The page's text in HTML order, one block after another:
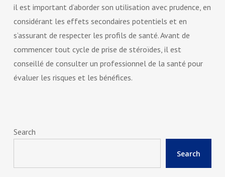
il est important d’aborder son utilisation avec prudence, en
considérant les effets secondaires potentiels et en
s’assurant de respecter les profils de santé. Avant de
commencer tout cycle de prise de stéroïdes, il est
conseillé de consulter un professionnel de la santé pour
évaluer les risques et les bénéfices.
Search
Search